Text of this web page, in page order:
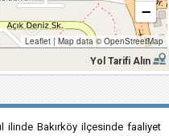
−
Leaflet |Map data ©OpenStreetMap
Yol Tarifi Alın
ilinde Bakırköy ilçesinde faaliyet